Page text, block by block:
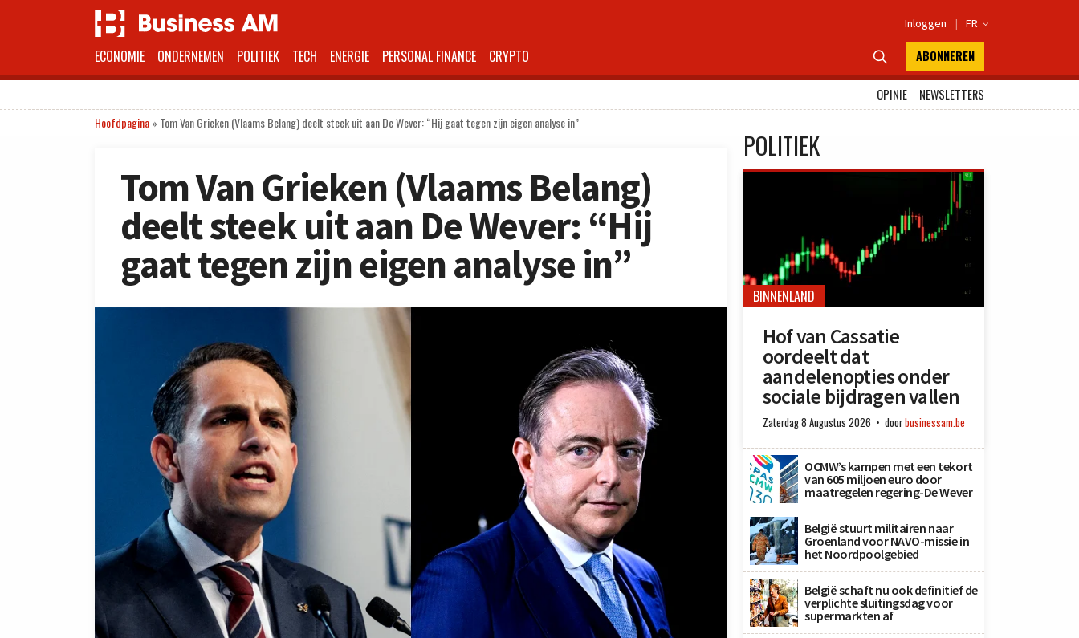
Inloggen | FR 
ECONOMIE ONDERNEMEN POLITIEK TECH ENERGIE PERSONAL FINANCE CRYPTO  ABONNEREN
OPINIE
NEWSLETTERS
Hoofdpagina» Tom Van Grieken (Vlaams Belang) deelt steek uit aan De Wever: “Hij gaat tegen zijn eigen analyse in”
Tom Van Grieken (Vlaams Belang)
deelt steek uit aan De Wever: “Hij
gaat tegen zijn eigen analyse in”
POLITIEK
BINNENLAND
Hof van Cassatie
oordeelt dat
aandelenopties onder
sociale bijdragen vallen
Zaterdag 8 Augustus 2026 doorbusinessam.be
OCMW’s kampen met een tekort
van 605 miljoen euro door
maatregelen regering-De Wever
België stuurt militairen naar
Groenland voor NAVO-missie in
het Noordpoolgebied
België schaft nu ook definitief de
verplichte sluitingsdag voor
supermarkten af